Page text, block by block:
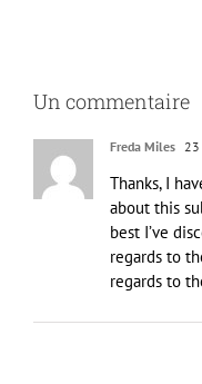
Un commentaire
Freda Miles 23
Thanks, I
about this
best I’ve
regards to
regards to